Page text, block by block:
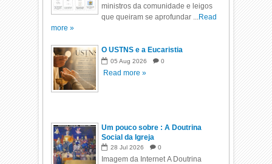
ministros da comunidade e leigos
que queiram se aprofundar ...Read
more »
O USTNS e a Eucaristia
05 Aug 2026 0
Read more »
Um pouco sobre : A Doutrina
Social da Igreja
28 Jul 2026 0
Imagem da Internet A Doutrina